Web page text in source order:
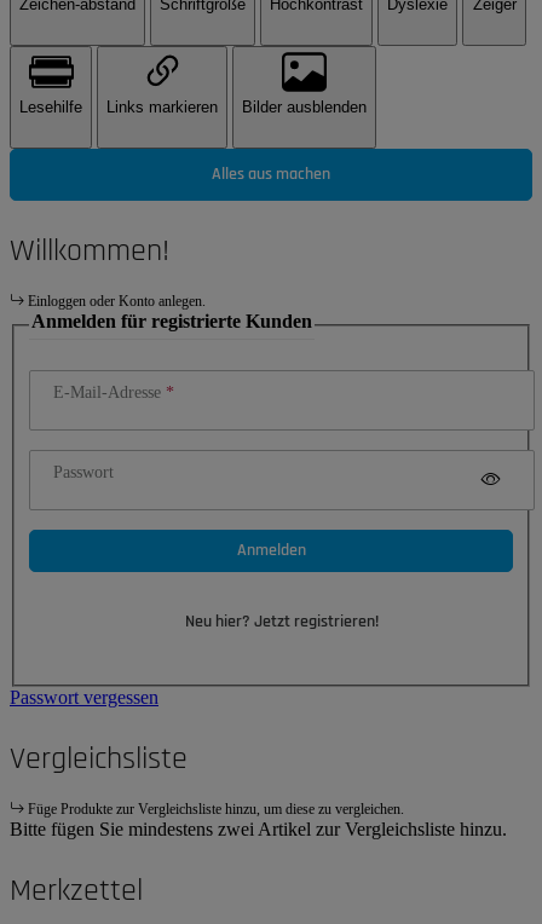
Zeichen-abstand Schriftgröße Hochkontrast Dyslexie Zeiger
Lesehilfe Links markieren Bilder ausblenden
Alles aus machen
Willkommen!
Einloggen oder Konto anlegen.
Anmelden für registrierte Kunden
E-Mail-Adresse
Passwort
Anmelden
Neu hier? Jetzt registrieren!
Passwort vergessen
Vergleichsliste
Füge Produkte zur Vergleichsliste hinzu, um diese zu vergleichen.
Bitte fügen Sie mindestens zwei Artikel zur Vergleichsliste hinzu.
Merkzettel